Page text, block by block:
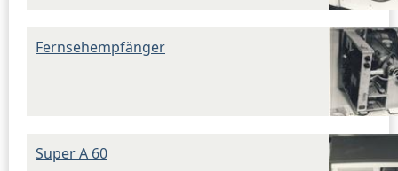
Fernsehempfänger
Super A 60